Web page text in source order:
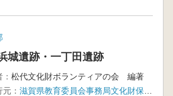
城遺跡・一丁田遺跡
松代文化財ボランティアの会 編著
：